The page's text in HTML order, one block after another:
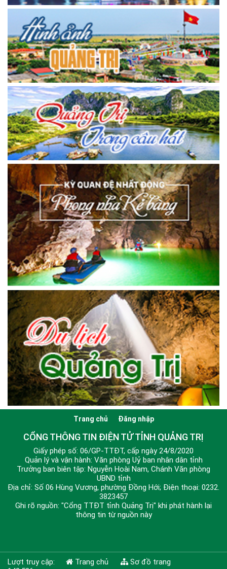
Trang chủ Đăng nhập
CỔNG THÔNG TIN ĐIỆN TỬ TỈNH QUẢNG TRỊ
Giấy phép số: 06/GP-TTĐT, cấp ngày 24/8/2020
Quản lý và vận hành: Văn phòng Uỷ ban nhân dân tỉnh
Trưởng ban biên tập: Nguyễn Hoài Nam, Chánh Văn phòng
UBND tỉnh
Địa chỉ: Số 06 Hùng Vương, phường Đồng Hới; Điện thoại: 0232.
3823457
Ghi rõ nguồn: "Cổng TTĐT tỉnh Quảng Trị" khi phát hành lại
thông tin từ nguồn này
Lượt truy cập:
Trang chủ Sơ đồ trang